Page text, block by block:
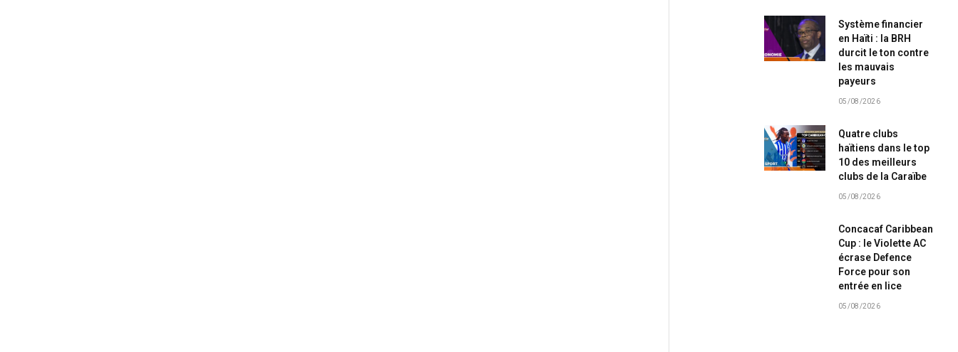
Système financier
en Haïti : la BRH
durcit le ton contre
les mauvais
payeurs
05/08/2026
Quatre clubs
haïtiens dans le top
10 des meilleurs
clubs de la Caraïbe
05/08/2026
Concacaf Caribbean
Cup : le Violette AC
écrase Defence
Force pour son
entrée en lice
05/08/2026